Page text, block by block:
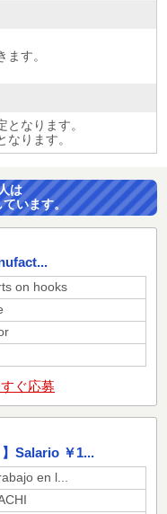
す。
なります。
なります。
は
ています。
on hooks
Salario ￥1...
en l...